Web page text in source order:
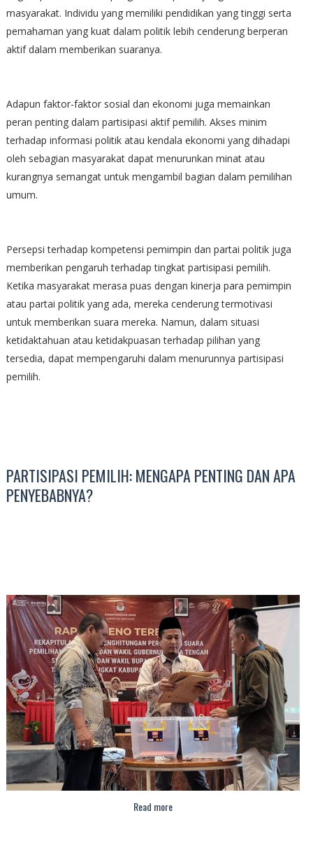
masyarakat. Individu yang memiliki pendidikan yang tinggi serta
pemahaman yang kuat dalam politik lebih cenderung berperan
aktif dalam memberikan suaranya.
Adapun faktor-faktor sosial dan ekonomi juga memainkan
peran penting dalam partisipasi aktif pemilih. Akses minim
terhadap informasi politik atau kendala ekonomi yang dihadapi
oleh sebagian masyarakat dapat menurunkan minat atau
kurangnya semangat untuk mengambil bagian dalam pemilihan
umum.
Persepsi terhadap kompetensi pemimpin dan partai politik juga
memberikan pengaruh terhadap tingkat partisipasi pemilih.
Ketika masyarakat merasa puas dengan kinerja para pemimpin
atau partai politik yang ada, mereka cenderung termotivasi
untuk memberikan suara mereka. Namun, dalam situasi
ketidaktahuan atau ketidakpuasan terhadap pilihan yang
tersedia, dapat mempengaruhi dalam menurunnya partisipasi
pemilih.
PARTISIPASI PEMILIH: MENGAPA PENTING DAN APA
PENYEBABNYA?
Read more